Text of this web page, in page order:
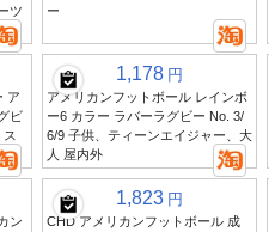
ツ
ー
ア
ビ
1,178 円
アメリカンフットボール レインボ
ー6 カラー ラバーラグビー No. 3/
6/9 子供、ティーンエイジャー、大
人 屋内外
ン
1,823 円
CHD アメリカンフットボール 成